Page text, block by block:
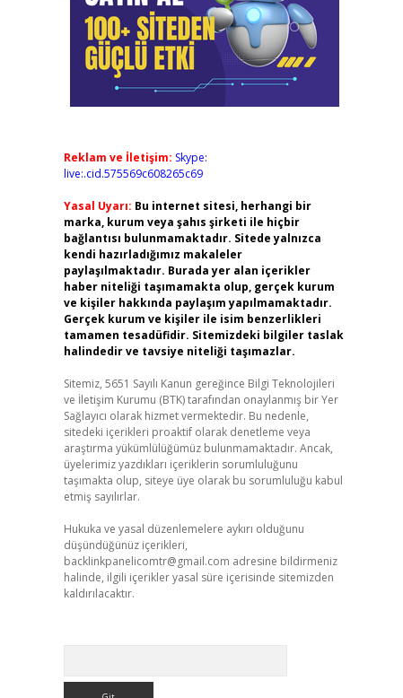
Reklam ve İletişim: Skype:
live:.cid.575569c608265c69
Yasal Uyarı: Bu internet sitesi, herhangi bir
marka, kurum veya şahıs şirketi ile hiçbir
bağlantısı bulunmamaktadır. Sitede yalnızca
kendi hazırladığımız makaleler
paylaşılmaktadır. Burada yer alan içerikler
haber niteliği taşımamakta olup, gerçek kurum
ve kişiler hakkında paylaşım yapılmamaktadır.
Gerçek kurum ve kişiler ile isim benzerlikleri
tamamen tesadüfidir. Sitemizdeki bilgiler taslak
halindedir ve tavsiye niteliği taşımazlar.
Sitemiz, 5651 Sayılı Kanun gereğince Bilgi Teknolojileri
ve İletişim Kurumu (BTK) tarafından onaylanmış bir Yer
Sağlayıcı olarak hizmet vermektedir. Bu nedenle,
sitedeki içerikleri proaktif olarak denetleme veya
araştırma yükümlülüğümüz bulunmamaktadır. Ancak,
üyelerimiz yazdıkları içeriklerin sorumluluğunu
taşımakta olup, siteye üye olarak bu sorumluluğu kabul
etmiş sayılırlar.
Hukuka ve yasal düzenlemelere aykırı olduğunu
düşündüğünüz içerikleri,
backlinkpanelicomtr@gmail.com adresine bildirmeniz
halinde, ilgili içerikler yasal süre içerisinde sitemizden
kaldırılacaktır.